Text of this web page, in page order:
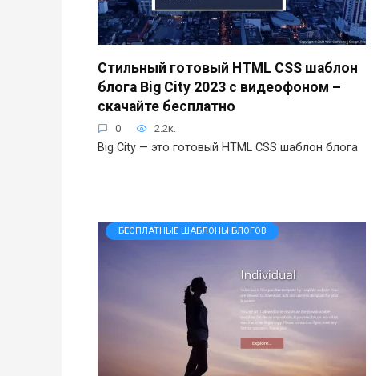
Стильный готовый HTML CSS шаблон
блога Big City 2023 с видеофоном –
скачайте бесплатно
0 2.2к.
Big City — это готовый HTML CSS шаблон блога
БЕСПЛАТНЫЕ ШАБЛОНЫ БЛОГОВ